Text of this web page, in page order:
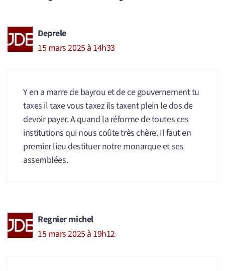
Deprele
15 mars 2025 à 14h33
Y en a marre de bayrou et de ce gouvernement tu
taxes il taxe vous taxez ils taxent plein le dos de
devoir payer. A quand la réforme de toutes ces
institutions qui nous coûte très chère. Il faut en
premier lieu destituer notre monarque et ses
assemblées.
Regnier michel
15 mars 2025 à 19h12